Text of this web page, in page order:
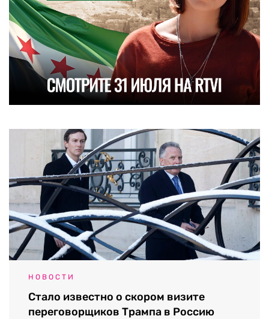
НОВОСТИ
Стало известно о скором визите
переговорщиков Трампа в Россию